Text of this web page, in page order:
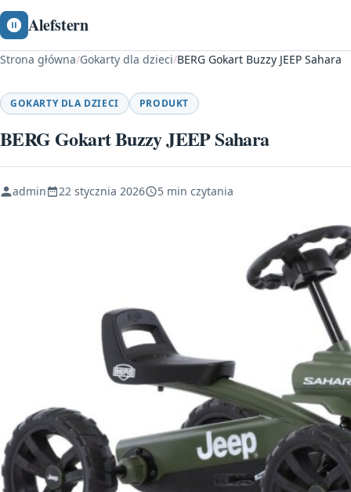
Alefstern
Strona główna/Gokarty dla dzieci/BERG Gokart Buzzy JEEP Sahara
GOKARTY DLA DZIECI PRODUKT
BERG Gokart Buzzy JEEP Sahara
admin 22 stycznia 2026 5 min czytania